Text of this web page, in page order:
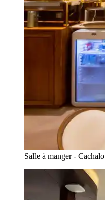
Salle à manger - Cachalo